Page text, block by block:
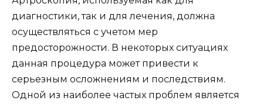
диагностики, так и для лечения, должна
осуществляться с учетом мер
предосторожности. В некоторых ситуациях
данная процедура может привести к
серьезным осложнениям и последствиям.
Одной из наиболее частых проблем является